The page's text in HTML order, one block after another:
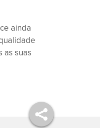
ainda
as suas